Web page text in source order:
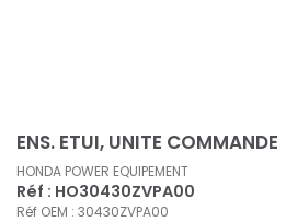
ENS. ETUI, UNITE COMMANDE
HONDA POWER EQUIPEMENT
Réf : HO30430ZVPA00
Réf OEM : 30430ZVPA00